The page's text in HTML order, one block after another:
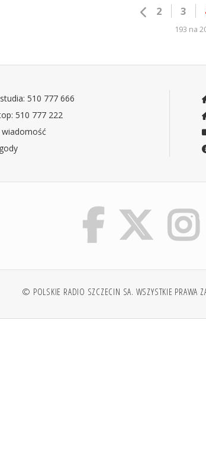
2 3
193 na
510 777 666
510 777 222
© POLSKIE RADIO SZCZECIN SA. WSZYSTKIE PRAWA